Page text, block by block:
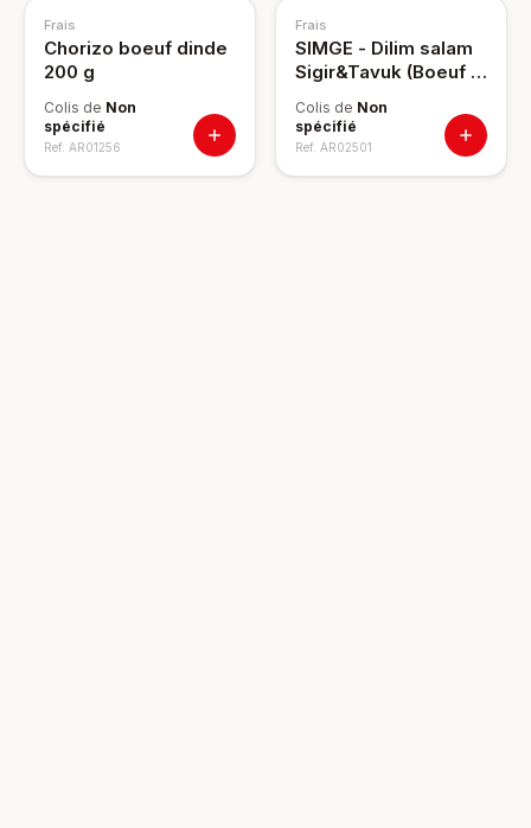
Frais
Chorizo boeuf dinde
200 g
Colis de Non
spécifié
Ref. AR01256
Frais
SIMGE - Dilim salam
Sigir&Tavuk (Boeuf &
Colis de Non
spécifié
Ref. AR02501